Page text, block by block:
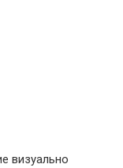
визуально